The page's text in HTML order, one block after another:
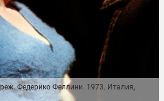
Федерико Феллини. 1973. Италия,